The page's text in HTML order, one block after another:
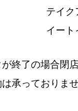
テイ
イー
終了の場合閉
承っておりま